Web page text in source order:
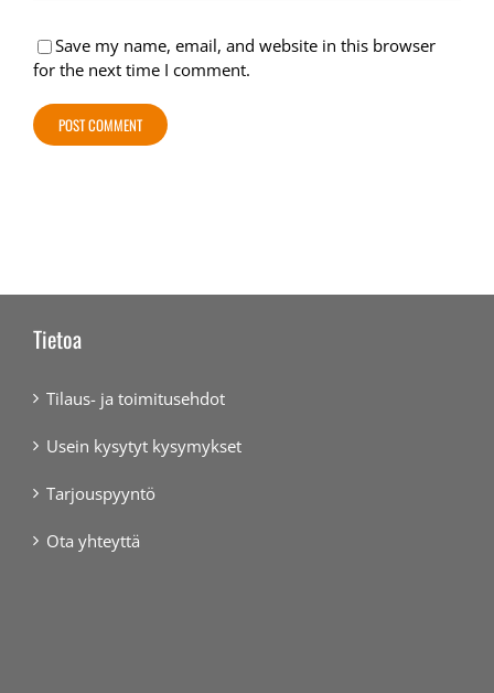
Save my name, email, and website in this browser
for the next time I comment.
Tietoa
Tilaus- ja toimitusehdot
Usein kysytyt kysymykset
Tarjouspyyntö
Ota yhteyttä